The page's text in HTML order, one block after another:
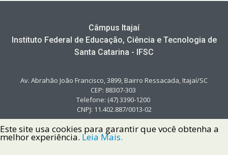
Câmpus Itajaí
Instituto Federal de Educação, Ciência e Tecnologia de
Santa Catarina - IFSC
Av. Abrahão João Francisco, 3899, Bairro Ressacada, Itajaí/SC
CEP: 88307-303
Telefone: (47) 3390-1200
CNPJ: 11.402.887/0013-02
Este site usa cookies para garantir que você obtenha a
melhor experiência. Leia Mais.